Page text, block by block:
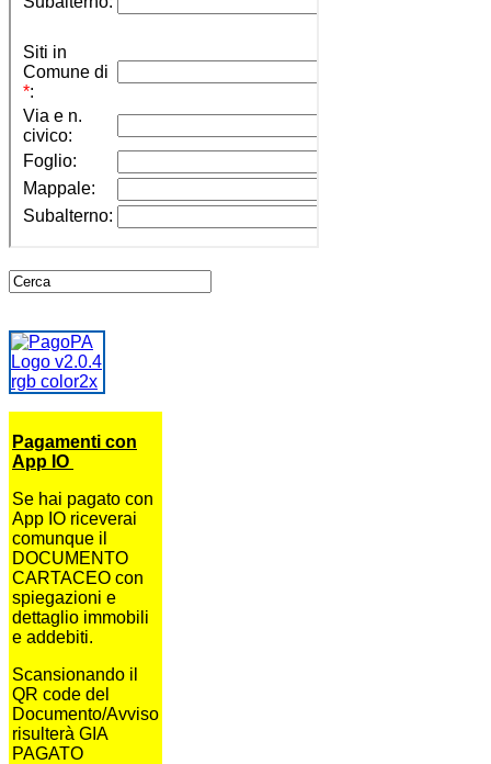
Pagamenti con
App IO
Se hai pagato con
App IO riceverai
comunque il
DOCUMENTO
CARTACEO con
spiegazioni e
dettaglio immobili
e addebiti.
Scansionando il
QR code del
Documento/Avviso
risulterà GIA
PAGATO